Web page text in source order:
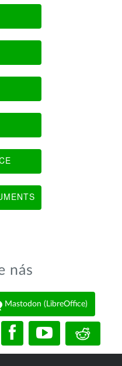
nás
Mastodon (LibreOffice)